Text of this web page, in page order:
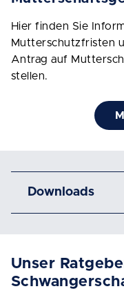
Hier finden Sie
Mutterschutzfristen
Antrag auf
stellen.
Downloads
Unser